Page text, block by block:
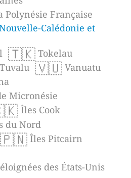
Polynésie Française
Calédonie et
🇹🇰 Tokelau
Tuvalu 🇻🇺 Vanuatu
Micronésie
Îles Cook
du Nord
🇵🇳 Îles Pitcairn
des États-Unis